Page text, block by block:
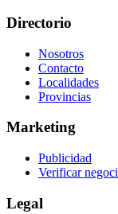
Directorio
Nosotros
Contacto
Localidades
Provincias
Marketing
Publicidad
Verificar
Legal